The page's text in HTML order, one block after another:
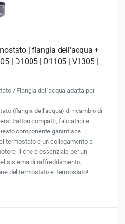
| flangia dell'acqua +
| D1005 | D1105 | V1305 |
/ Flangia dell'acqua adatta per
(flangia dell'acqua) di ricambio di
trattori compatti, falciatrici e
componente garantisce
termostato e un collegamento a
il che è essenziale per un
sistema di raffreddamento.
del termostato e Termostato!